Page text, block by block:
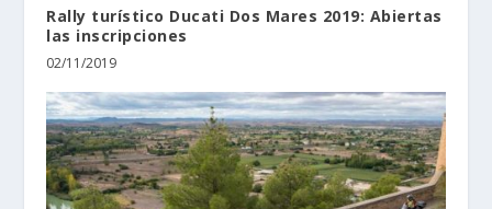
Rally turístico Ducati Dos Mares 2019: Abiertas
las inscripciones
02/11/2019